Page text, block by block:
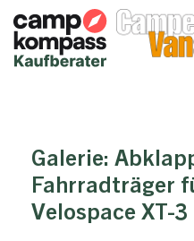
Galerie:
Fahrradträger
Velospace XT-